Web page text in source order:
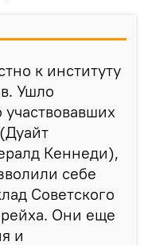
к институту
Ушло
Кеннеди),
себе
Советского
Они еще
и